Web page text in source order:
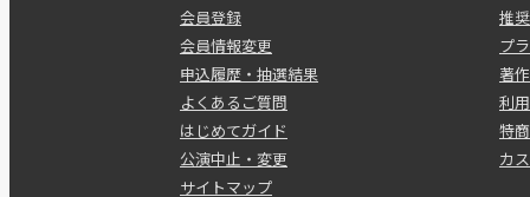
会員登録
会員情報変更
申込履歴・抽選結果
よくあるご質問
はじめてガイド
公演中止・変更
サイトマップ
推
プ
著
利
特
カ